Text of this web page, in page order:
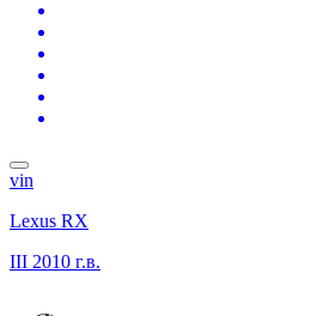
vin
Lexus RX
III 2010 г.в.